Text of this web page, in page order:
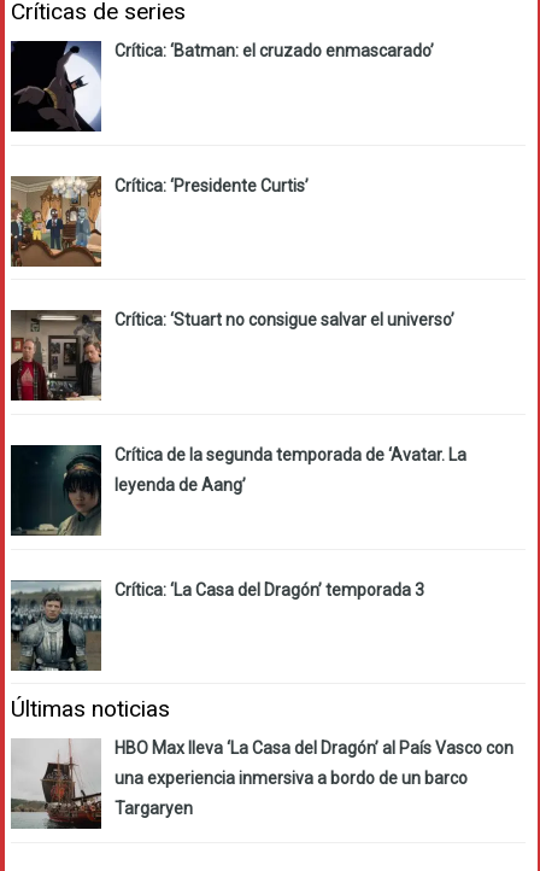
Críticas de series
Crítica: ‘Batman: el cruzado enmascarado’
Crítica: ‘Presidente Curtis’
Crítica: ‘Stuart no consigue salvar el universo’
Crítica de la segunda temporada de ‘Avatar. La
leyenda de Aang’
Crítica: ‘La Casa del Dragón’ temporada 3
Últimas noticias
HBO Max lleva ‘La Casa del Dragón’ al País Vasco con
una experiencia inmersiva a bordo de un barco
Targaryen